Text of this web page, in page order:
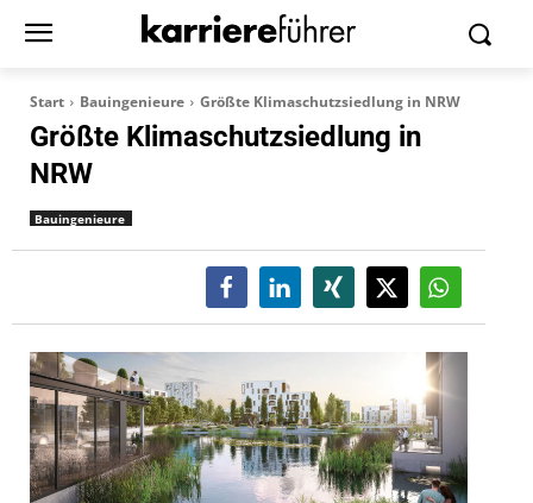
Start Bauingenieure Größte Klimaschutzsiedlung in NRW
Größte Klimaschutzsiedlung in
NRW
Bauingenieure